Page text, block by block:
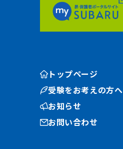
トップページ
受験をお考えの方へ
お知らせ
お問い合わせ